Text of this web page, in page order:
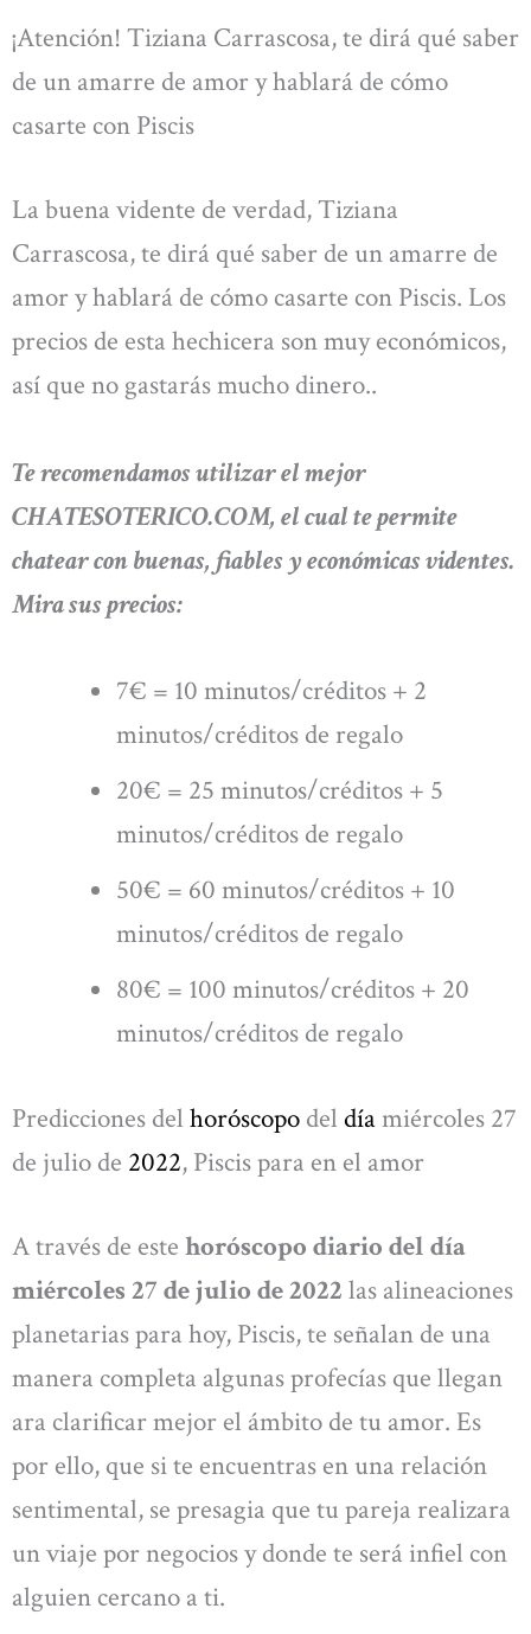
¡Atención! Tiziana Carrascosa, te dirá qué saber
de un amarre de amor y hablará de cómo
casarte con Piscis
La buena vidente de verdad, Tiziana
Carrascosa, te dirá qué saber de un amarre de
amor y hablará de cómo casarte con Piscis. Los
precios de esta hechicera son muy económicos,
así que no gastarás mucho dinero..
Te recomendamos utilizar el mejor
CHATESOTERICO.COM, el cual te permite
chatear con buenas, fiables y económicas videntes.
Mira sus precios:
7€ = 10 minutos/créditos + 2
minutos/créditos de regalo
20€ = 25 minutos/créditos + 5
minutos/créditos de regalo
50€ = 60 minutos/créditos + 10
minutos/créditos de regalo
80€ = 100 minutos/créditos + 20
minutos/créditos de regalo
Predicciones del horóscopo del díamiércoles 27
de julio de 2022, Piscis para en el amor
A través de este horóscopo diario del día
miércoles 27 de julio de 2022 las alineaciones
planetarias para hoy, Piscis, te señalan de una
manera completa algunas profecías que llegan
ara clarificar mejor el ámbito de tu amor. Es
por ello, que si te encuentras en una relación
sentimental, se presagia que tu pareja realizara
un viaje por negocios y donde te será infiel con
alguien cercano a ti.